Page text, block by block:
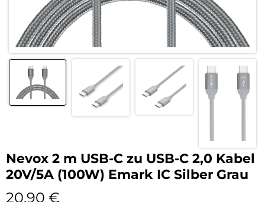
Nevox 2 m USB-C zu USB-C 2,0 Kabel
20V/5A (100W) Emark IC Silber Grau
20,90 €